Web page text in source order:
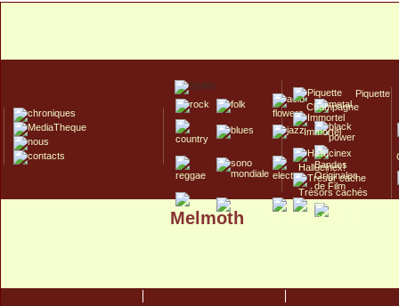
Piquette
Champagne
Immortel
Hallucinex!
Trésors cachés
Culte/Collector
Melmoth